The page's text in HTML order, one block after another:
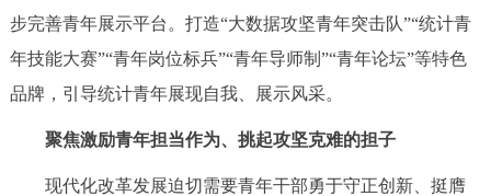
步完善青年展示平台。打造“大数据攻坚青年突击队”“统计青
年技能大赛”“青年岗位标兵”“青年导师制”“青年论坛”等特色
品牌，引导统计青年展现自我、展示风采。
聚焦激励青年担当作为、挑起攻坚克难的担子
现代化改革发展迫切需要青年干部勇于守正创新、挺膺